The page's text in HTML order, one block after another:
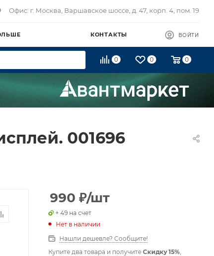
Офис: г. Москва, Варшавское шоссе, д. 47, корп. 4, пом. 19
КОНТАКТЫ ВОЙТИ
0 0 0
001696
990 ₽/шт
+ 49 на счет
Нет в наличии
Нашли дешевле? Сообщите!
Купите два товара и получите Скидку 15%